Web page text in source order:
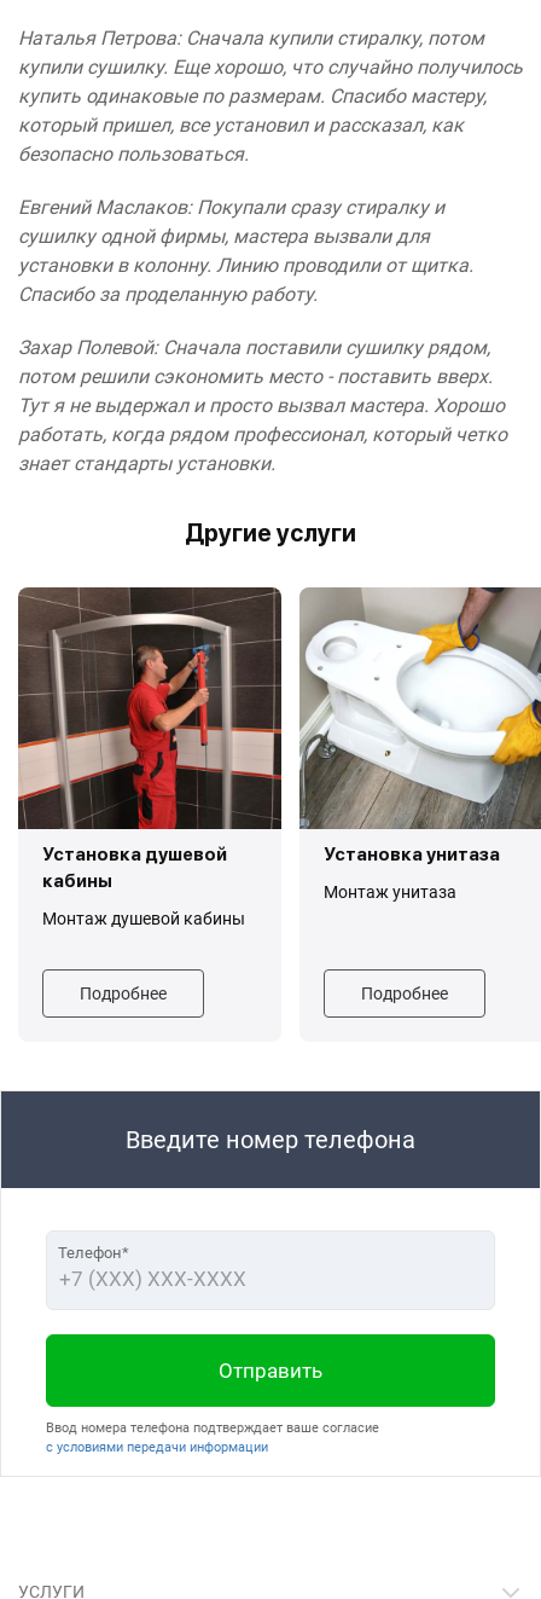
Наталья Петрова: Сначала купили стиралку, потом
купили сушилку. Еще хорошо, что случайно получилось
купить одинаковые по размерам. Спасибо мастеру,
который пришел, все установил и рассказал, как
безопасно пользоваться.
Евгений Маслаков: Покупали сразу стиралку и
сушилку одной фирмы, мастера вызвали для
установки в колонну. Линию проводили от щитка.
Спасибо за проделанную работу.
Захар Полевой: Сначала поставили сушилку рядом,
потом решили сэкономить место - поставить вверх.
Тут я не выдержал и просто вызвал мастера. Хорошо
работать, когда рядом профессионал, который четко
знает стандарты установки.
Другие услуги
Установка душевой
кабины
Монтаж душевой кабины
Подробнее
Установка унитаза
Монтаж унитаза
Подробнее
Введите номер телефона
Телефон*
Ввод номера телефона подтверждает ваше согласие
с условиями передачи информации
Отправить
УСЛУГИ